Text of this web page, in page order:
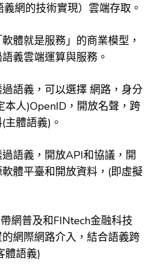
網的技術實現）雲端存取。
體就是服務」的商業模型，
義雲端運算與服務。
語義，可以選擇 網路，身分
本人)OpenID，開放名聲，跨
體語義)。
語義，開放API和協議，開
體平臺和開放資料，(即虛擬
網普及和FINtech金融科技
網際網路介入，結合語義跨
體語義)